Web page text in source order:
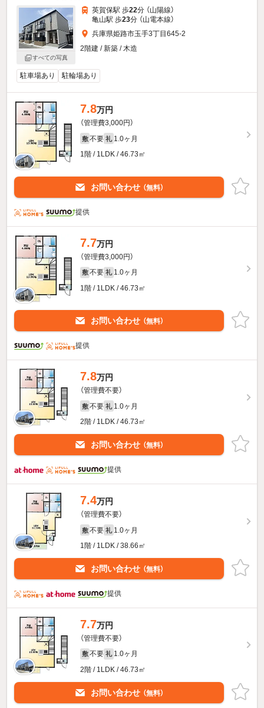
すべての写真
英賀保駅 歩22分 （山陽線）
亀山駅 歩23分 （山電本線）
兵庫県姫路市玉手3丁目645-2
2階建 / 新築 / 木造
駐車場あり 駐輪場あり
7.8万円
（管理費3,000円）
敷 不要 礼 1.0ヶ月
1階 / 1LDK / 46.73㎡
お問い合わせ （無料）
提供
7.7万円
（管理費3,000円）
敷 不要 礼 1.0ヶ月
1階 / 1LDK / 46.73㎡
お問い合わせ （無料）
提供
7.8万円
（管理費不要）
敷 不要 礼 1.0ヶ月
2階 / 1LDK / 46.73㎡
お問い合わせ （無料）
提供
7.4万円
（管理費不要）
敷 不要 礼 1.0ヶ月
1階 / 1LDK / 38.66㎡
お問い合わせ （無料）
提供
7.7万円
（管理費不要）
敷 不要 礼 1.0ヶ月
2階 / 1LDK / 46.73㎡
お問い合わせ （無料）